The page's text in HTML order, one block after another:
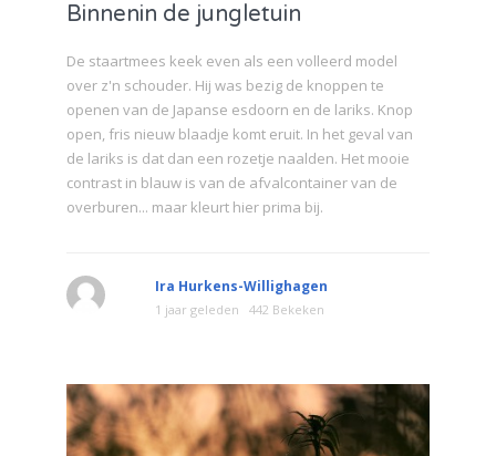
Binnenin de jungletuin
De staartmees keek even als een volleerd model
over z'n schouder. Hij was bezig de knoppen te
openen van de Japanse esdoorn en de lariks. Knop
open, fris nieuw blaadje komt eruit. In het geval van
de lariks is dat dan een rozetje naalden. Het mooie
contrast in blauw is van de afvalcontainer van de
overburen... maar kleurt hier prima bij.
Ira Hurkens-Willighagen
1 jaar geleden 442 Bekeken